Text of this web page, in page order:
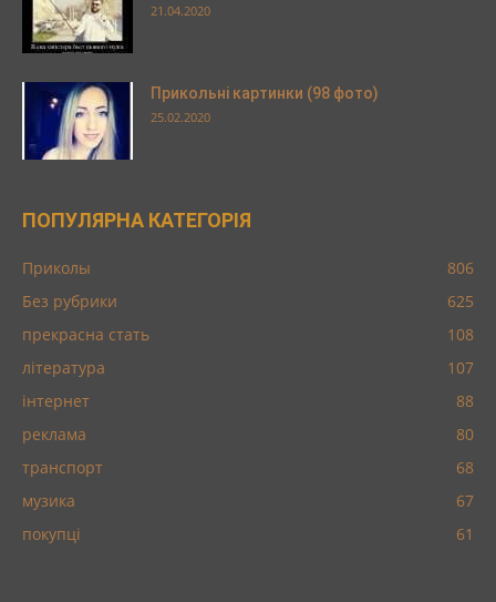
21.04.2020
Прикольні картинки (98 фото)
25.02.2020
ПОПУЛЯРНА КАТЕГОРІЯ
Приколы
806
Без рубрики
625
прекрасна стать
108
література
107
інтернет
88
реклама
80
транспорт
68
музика
67
покупці
61